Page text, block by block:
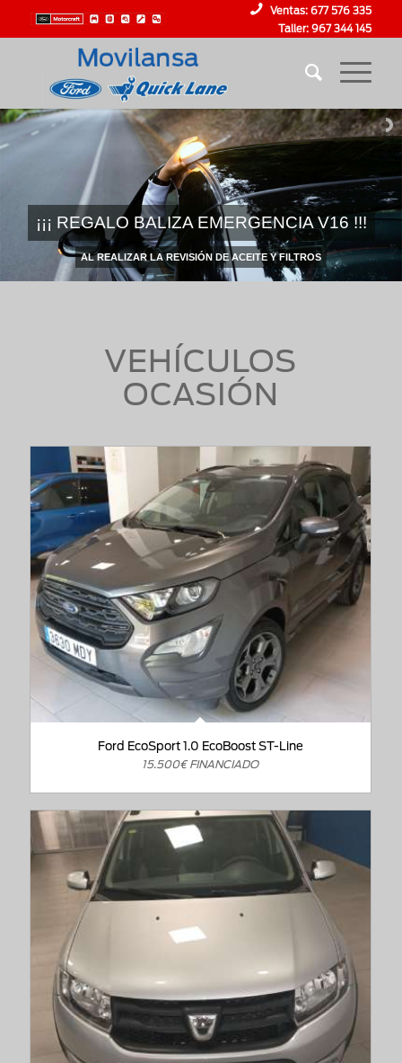
Ventas:677 576 335
Taller:967 344 145
¡¡¡ REGALO BALIZA EMERGENCIA V16 !!!
AL REALIZAR LA REVISIÓN DE ACEITE Y FILTROS
VEHÍCULOS
OCASIÓN
Ford EcoSport 1.0 EcoBoost ST-Line
15.500€ FINANCIADO